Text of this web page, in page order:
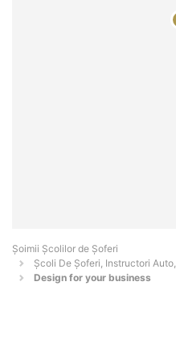
Şoimii Școlilor de Șoferi
Școli De Șoferi, Instructori
Design for your business